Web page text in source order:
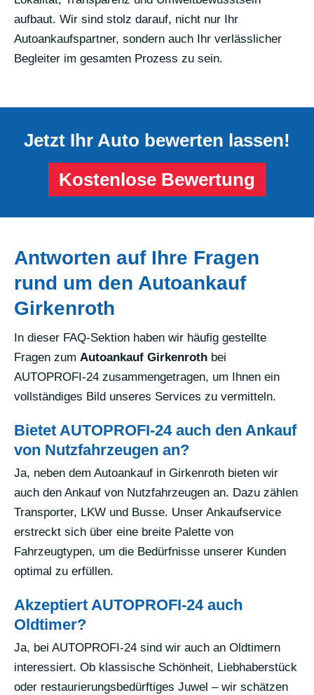
aufbaut. Wir sind stolz darauf, nicht nur Ihr
Autoankaufspartner, sondern auch Ihr verlässlicher
Begleiter im gesamten Prozess zu sein.
Jetzt Ihr Auto bewerten lassen!
Kostenlose Bewertung
Antworten auf Ihre Fragen
rund um den Autoankauf
Girkenroth
In dieser FAQ-Sektion haben wir häufig gestellte
Fragen zum Autoankauf Girkenroth bei
AUTOPROFI-24 zusammengetragen, um Ihnen ein
vollständiges Bild unseres Services zu vermitteln.
Bietet AUTOPROFI-24 auch den Ankauf
von Nutzfahrzeugen an?
Ja, neben dem Autoankauf in Girkenroth bieten wir
auch den Ankauf von Nutzfahrzeugen an. Dazu zählen
Transporter, LKW und Busse. Unser Ankaufservice
erstreckt sich über eine breite Palette von
Fahrzeugtypen, um die Bedürfnisse unserer Kunden
optimal zu erfüllen.
Akzeptiert AUTOPROFI-24 auch
Oldtimer?
Ja, bei AUTOPROFI-24 sind wir auch an Oldtimern
interessiert. Ob klassische Schönheit, Liebhaberstück
oder restaurierungsbedürftiges Juwel – wir schätzen